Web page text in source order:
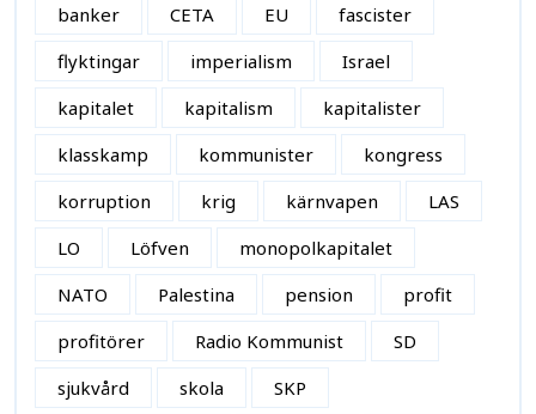
banker
CETA EU
fascister
flyktingar
imperialism
Israel
kapitalet
kapitalism
kapitalister
klasskamp
kommunister
kongress
korruption
krig kärnvapen
LAS
LO
Löfven
monopolkapitalet
NATO
Palestina pension
profit
profitörer
Radio Kommunist
SD
sjukvård
skola
SKP